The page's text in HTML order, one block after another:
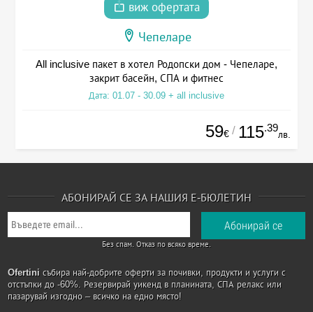
виж офертата
Чепеларе
All inclusive пакет в хотел Родопски дом - Чепеларе,
закрит басейн, СПА и фитнес
Дата: 01.07 - 30.09 + all inclusive
59€ / 115.39
лв.
АБОНИРАЙ СЕ ЗА НАШИЯ Е-БЮЛЕТИН
Без спам. Отказ по всяко време.
Ofertini събира най-добрите оферти за почивки, продукти и услуги с
отстъпки до -60%. Резервирай уикенд в планината, СПА релакс или
пазарувай изгодно – всичко на едно място!